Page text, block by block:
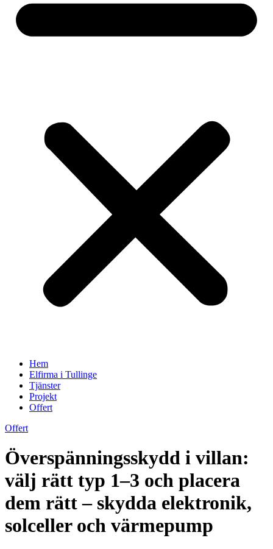
Hem
Elfirma i Tullinge
Tjänster
Projekt
Offert
Offert
Överspänningsskydd i villan:
välj rätt typ 1–3 och placera
dem rätt – skydda elektronik,
solceller och värmepump